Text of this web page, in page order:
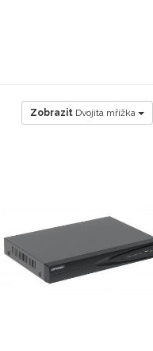
Zobrazit Dvojitá mřížka